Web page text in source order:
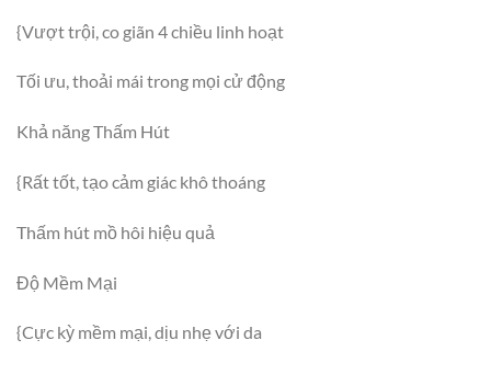
{Vượt trội, co giãn 4 chiều linh hoạt
Tối ưu, thoải mái trong mọi cử động
Khả năng Thấm Hút
{Rất tốt, tạo cảm giác khô thoáng
Thấm hút mồ hôi hiệu quả
Độ Mềm Mại
{Cực kỳ mềm mại, dịu nhẹ với da